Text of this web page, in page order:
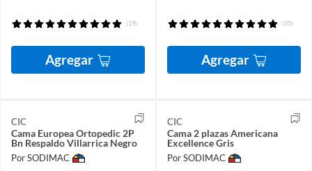
(19)
Agregar
(35)
Agregar
CIC
Cama Europea Ortopedic 2P
Bn Respaldo Villarrica Negro
Por SODIMAC
CIC
Cama 2 plazas Americana
Excellence Gris
Por SODIMAC